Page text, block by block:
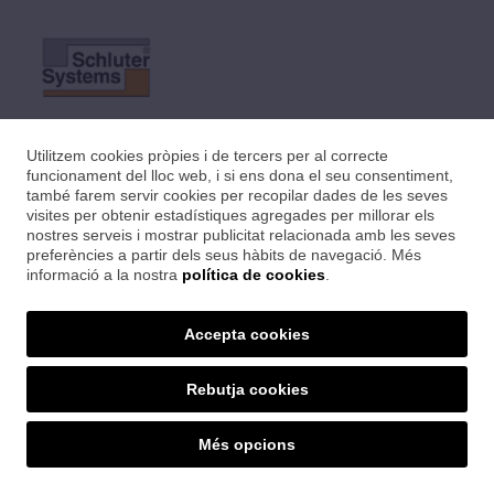
SET CERÀMIQUES
Ctra. Sant Feliu, 24 · 17004 Girona
Tel. 972 21 09 22 · setceramiques@distriplac.com
Utilitzem cookies pròpies i de tercers per al correcte
funcionament del lloc web, i si ens dona el seu consentiment,
també farem servir cookies per recopilar dades de les seves
visites per obtenir estadístiques agregades per millorar els
nostres serveis i mostrar publicitat relacionada amb les seves
preferències a partir dels seus hàbits de navegació. Més
informació a la nostra política de cookies
Més opcions
Rebutja cookies
Accepta cookies